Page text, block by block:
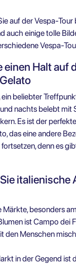
auf der Vespa-Tour
auch einige tolle
Vespa-
einen Halt auf
ein beliebter
nachts belebt mit
Es ist der
das eine andere
denn es
italienische
Märkte, besonders
ist Campo dei
den Menschen
in der Gegend ist